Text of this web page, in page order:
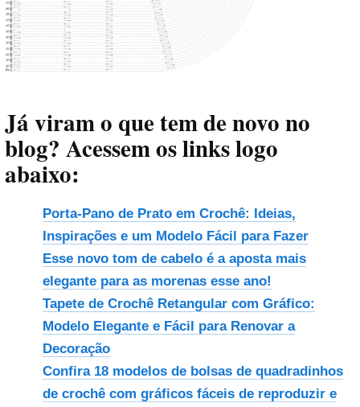
Já viram o que tem de novo no
blog? Acessem os links logo
abaixo:
Porta-Pano de Prato em Crochê: Ideias,
Inspirações e um Modelo Fácil para Fazer
Esse novo tom de cabelo é a aposta mais
elegante para as morenas esse ano!
Tapete de Crochê Retangular com Gráfico:
Modelo Elegante e Fácil para Renovar a
Decoração
Confira 18 modelos de bolsas de quadradinhos
de crochê com gráficos fáceis de reproduzir e